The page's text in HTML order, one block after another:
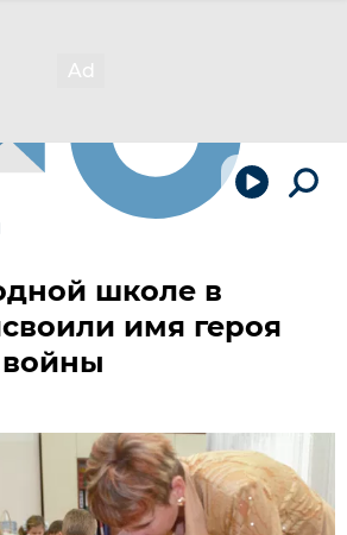
школе в
имя героя